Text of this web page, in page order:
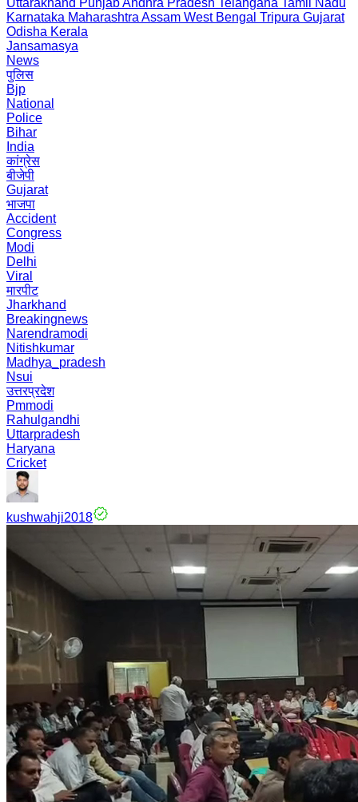
Uttarakhand PunjabAndhra Pradesh Telangana Tamil Nadu
Karnataka Maharashtra Assam West Bengal Tripura Gujarat
Odisha Kerala
Jansamasya
News
पुलिस
Bjp
National
Police
Bihar
India
कांग्रेस
बीजेपी
Gujarat
भाजपा
Accident
Congress
Modi
Delhi
Viral
मारपीट
Jharkhand
Breakingnews
Narendramodi
Nitishkumar
Madhya_pradesh
Nsui
उत्तरप्रदेश
Pmmodi
Rahulgandhi
Uttarpradesh
Haryana
Cricket
kushwahji2018